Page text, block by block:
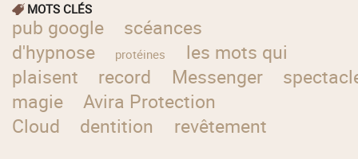
MOTS CLÉS
pub google
scéances
d'hypnose
protéines
les mots qui
plaisent
record Messenger
magie
Avira Protection
Cloud
dentition revêtement